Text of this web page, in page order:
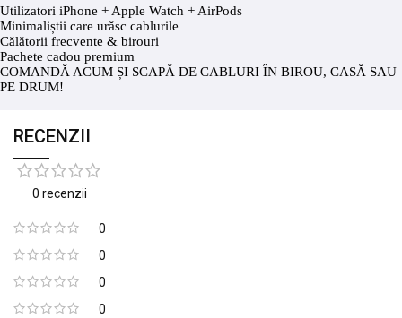
Utilizatori iPhone + Apple Watch + AirPods
Minimaliștii care urăsc cablurile
Călătorii frecvente & birouri
Pachete cadou premium
COMANDĂ ACUM ȘI SCAPĂ DE CABLURI ÎN BIROU, CASĂ SAU
PE DRUM!
RECENZII
0 recenzii
0
0
0
0